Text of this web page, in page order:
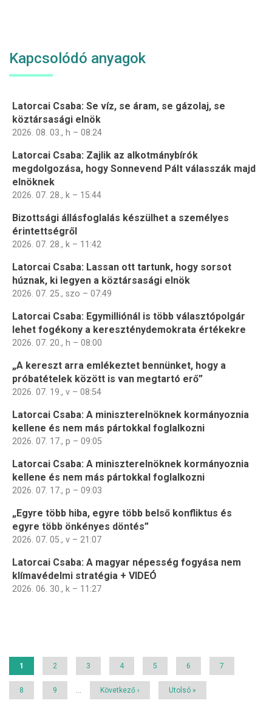
Kapcsolódó anyagok
Latorcai Csaba: Se víz, se áram, se gázolaj, se
köztársasági elnök
2026. 08. 03., h – 08:24
Latorcai Csaba: Zajlik az alkotmánybírók
megdolgozása, hogy Sonnevend Pált válasszák majd
elnöknek
2026. 07. 28., k – 15:44
Bizottsági állásfoglalás készülhet a személyes
érintettségről
2026. 07. 28., k – 11:42
Latorcai Csaba: Lassan ott tartunk, hogy sorsot
húznak, ki legyen a köztársasági elnök
2026. 07. 25., szo – 07:49
Latorcai Csaba: Egymilliónál is több választópolgár
lehet fogékony a kereszténydemokrata értékekre
2026. 07. 20., h – 08:00
„A kereszt arra emlékeztet bennünket, hogy a
próbatételek között is van megtartó erő”
2026. 07. 19., v – 08:54
Latorcai Csaba: A miniszterelnöknek kormányoznia
kellene és nem más pártokkal foglalkozni
2026. 07. 17., p – 09:05
Latorcai Csaba: A miniszterelnöknek kormányoznia
kellene és nem más pártokkal foglalkozni
2026. 07. 17., p – 09:03
„Egyre több hiba, egyre több belső konfliktus és
egyre több önkényes döntés”
2026. 07. 05., v – 21:07
Latorcai Csaba: A magyar népesség fogyása nem
klímavédelmi stratégia + VIDEÓ
2026. 06. 30., k – 11:27
Jelenlegi
1 Page
2 Page
3 Page
4 Page
5 Page
6 Page
7
Page
8 Page
9
Következő
Következő ›
Utolsó
Utolsó »